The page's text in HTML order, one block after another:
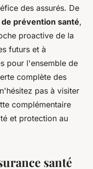
des assurés. De
prévention santé,
proactive de la
futurs et à
pour l'ensemble de
complète des
pas à visiter
complémentaire
et protection au
santé